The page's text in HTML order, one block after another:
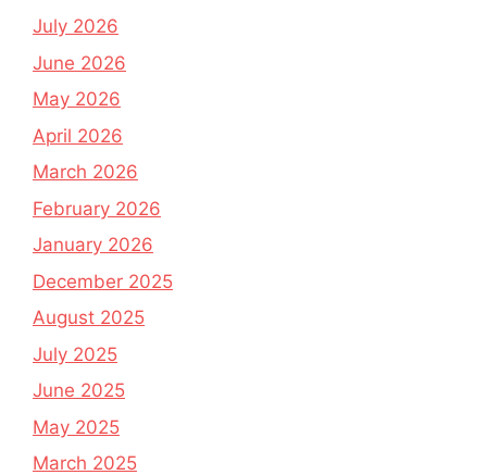
July 2026
June 2026
May 2026
April 2026
March 2026
February 2026
January 2026
December 2025
August 2025
July 2025
June 2025
May 2025
March 2025